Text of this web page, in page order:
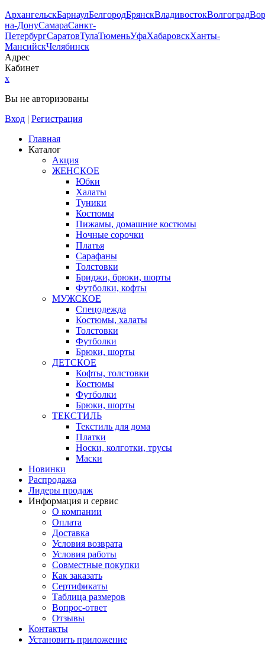
АрхангельскБарнаулБелгородБрянскВладивостокВолгоград
на-ДонуСамараСанкт-
ПетербургСаратовТулаТюменьУфаХабаровскХанты-
МансийскЧелябинск
Адрес
Кабинет
x
Вы не авторизованы
Вход | Регистрация
Главная
Каталог
Акция
ЖЕНСКОЕ
Юбки
Халаты
Туники
Костюмы
Пижамы, домашние костюмы
Ночные сорочки
Платья
Сарафаны
Толстовки
Бриджи, брюки, шорты
Футболки, кофты
МУЖСКОЕ
Спецодежда
Костюмы, халаты
Толстовки
Футболки
Брюки, шорты
ДЕТСКОЕ
Кофты, толстовки
Костюмы
Футболки
Брюки, шорты
ТЕКСТИЛЬ
Текстиль для дома
Платки
Носки, колготки, трусы
Маски
Новинки
Распродажа
Лидеры продаж
Информация и сервис
О компании
Оплата
Доставка
Условия возврата
Условия работы
Совместные покупки
Как заказать
Сертификаты
Таблица размеров
Вопрос-ответ
Отзывы
Контакты
Установить приложение